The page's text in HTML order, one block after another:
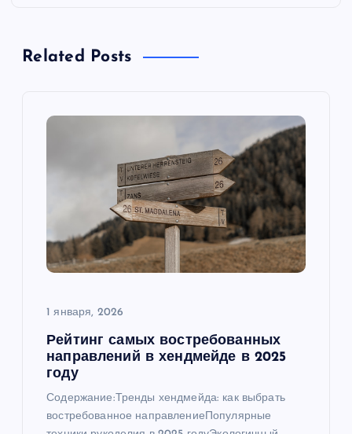
ц
Related Posts
1 января, 2026
Рейтинг самых востребованных
направлений в хендмейде в 2025
году
Содержание:Тренды хендмейда: как выбрать
востребованное направлениеПопулярные